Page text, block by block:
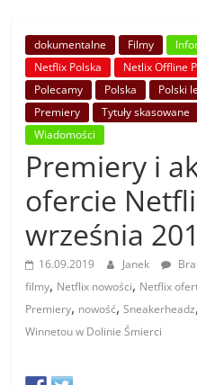
dokumentalne Filmy
Netflix Polska
Netlix Offline
Polecamy
Polska Polski
Premiery
Tytuły skasowane
Wiadomości
Premiery i
ofercie
września
16.09.2019 Janek
filmy, Netflix nowości, Netflix
Premiery, nowość,Sneakerheadz
Winnetou w Dolinie Śmierci